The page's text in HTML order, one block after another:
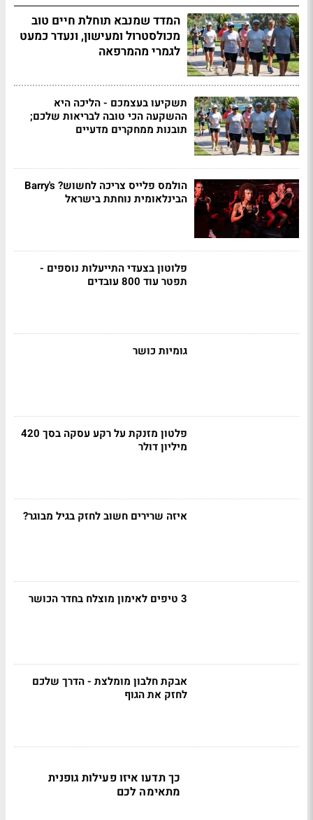
המדד שמנבא תוחלת חיים טוב
מכולסטרול ומעישון, ונעדר כמעט
לגמרי מהמרפאה
תשקיעו בעצמכם - הליכה היא
ההשקעה הכי טובה לבריאות שלכם;
תובנות ממחקרים מדעיים
הולמס פלייס צריכה לחשוש? Barry's
הבינלאומית נוחתת בישראל
פלוטון בצעדי התייעלות נוספים -
תפטר עוד 800 עובדים
גומיות כושר
פלטון מזנקת על רקע עסקה בסך 420
מיליון דולר
איזה שרירים חשוב לחזק בגיל מבוגר?
3 טיפים לאימון מוצלח בחדר הכושר
אבקת חלבון מומלצת - הדרך שלכם
לחזק את הגוף
כך תדעו איזו פעילות גופנית
מתאימה לכם